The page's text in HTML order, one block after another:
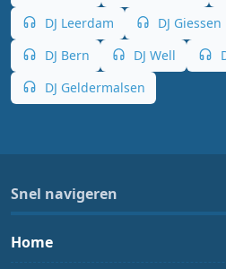
DJ Leerdam
DJ Giessen
DJ Bern
DJ Well
DJ Geldermalsen
Snel navigeren
Home